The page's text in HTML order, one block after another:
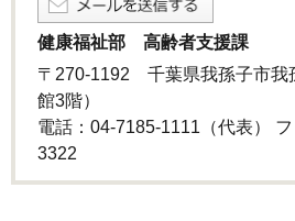
健康福祉部 高齢者支援課
〒270-1192 千葉県我孫子市我
館3階）
電話：04-7185-1111（代表）
3322